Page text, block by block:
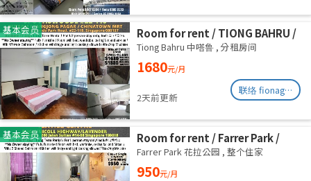
基本会员
Room for rent / TIONG BAHRU /
Master room / 1pax stay /
Available 17 August
Tiong Bahru 中嗒鲁 , 分租房间
1680元/月
2天前更新
联络 fionag@transinex.com.sg
基本会员
Room for rent / Farrer Park /
Serangoon / Common room /
1pax stay / Available 27 Aug
Farrer Park 花拉公园 , 整个住家
950元/月